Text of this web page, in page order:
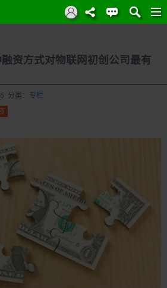
融资方式对物联网初创公司最有
分类： 专栏